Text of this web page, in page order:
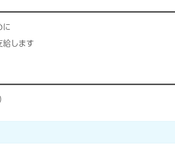
に
給します